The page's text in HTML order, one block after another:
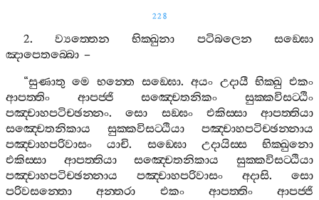
228
2. ව්‍යත‍්තෙන භික‍්ඛුනා පටිබලෙන
සඞ‍්ඝො
ඤාපෙතබ‍්බො –
“සුණාතු මෙ භන‍්තෙ සඞ‍්ඝො. අයං උදායී භික‍්ඛු එකං
ආපත‍්තිං
ආපජ‍්ජි සඤ‍්චෙතනිකං
සුක‍්කවිසට‍්ඨිං
පඤ‍්චාහපටිච‍්ඡන‍්නං.සො සඞ‍්ඝං එකිස‍්සා
ආපත‍්තියා
සඤ‍්චෙතනිකාය
සුක‍්කවිසට‍්ඨියා
පඤ‍්චාහපටිච‍්ඡන‍්නාය
පඤ‍්චාහපරිවාසං
යාචි. සඞ‍්ඝො උදායිස‍්ස
භික‍්ඛුනො
එකිස‍්සා
ආපත‍්තියා සඤ‍්චෙතනිකාය
සුක‍්කවිසට‍්ඨියා
පඤ‍්චාහපටිච‍්ඡන‍්නාය
පඤ‍්චාහපරිවාසං අදාසි. සො
පරිවසන‍්තො
අන‍්තරා එකං ආපත‍්තිං
ආපජ‍්ජි